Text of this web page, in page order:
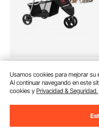
Anterior
También te
Usamos cookies para mejorar su
Al continuar navegando en este
cookies yPrivacidad & Seguridad.